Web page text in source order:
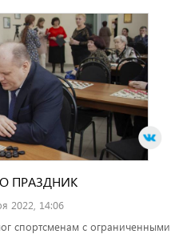
ПРАЗДНИК
2022, 14:06
спортсменам с ограниченными